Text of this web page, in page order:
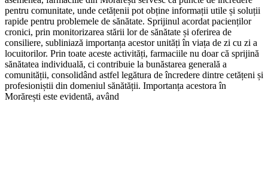
pentru comunitate, unde cetățenii pot obține informații utile și soluții
rapide pentru problemele de sănătate. Sprijinul acordat pacienților
cronici, prin monitorizarea stării lor de sănătate și oferirea de
consiliere, subliniază importanța acestor unități în viața de zi cu zi a
locuitorilor. Prin toate aceste activități, farmaciile nu doar că sprijină
sănătatea individuală, ci contribuie la bunăstarea generală a
comunității, consolidând astfel legătura de încredere dintre cetățeni și
profesioniștii din domeniul sănătății. Importanța acestora în
Morărești este evidentă, având